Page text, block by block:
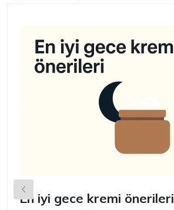
En iyi gece kremi önerileri